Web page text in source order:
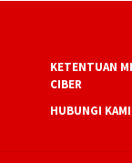
KETENTUAN
CIBER
HUBUNGI KAMI